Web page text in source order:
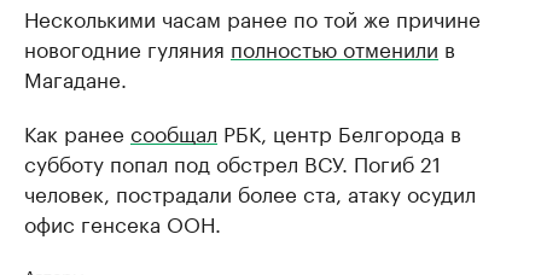
Несколькими часам ранее по той же причине
новогодние гуляния полностью отменили в
Магадане.
Как ранее сообщал РБК, центр Белгорода в
субботу попал под обстрел ВСУ. Погиб 21
человек, пострадали более ста, атаку осудил
офис генсека ООН.